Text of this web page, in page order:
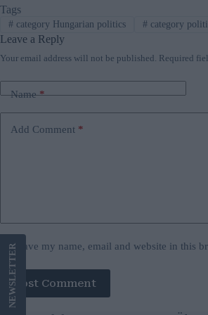
Tags
#category Hungarian politics #category
Leave a Reply
Your email address will not be published. Required
Name*
Add Comment *
Save my name, email and website in this
Post Comment
NEWS
LETTER